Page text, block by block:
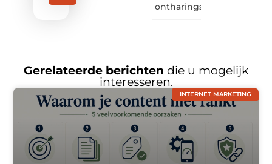
ontharingslaser?
Gerelateerde berichten die u mogelijk
interesseren.
INTERNET MARKETING